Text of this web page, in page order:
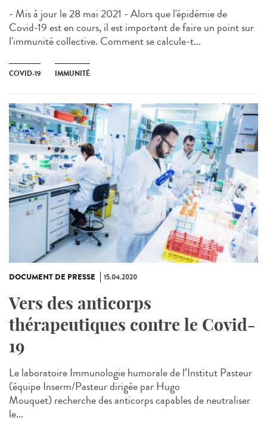
- Mis à jour le 28 mai 2021 - Alors que l'épidémie de
Covid-19 est en cours, il est important de faire un point sur
l'immunité collective. Comment se calcule-t...
COVID-19 IMMUNITÉ
DOCUMENT DE PRESSE 15.04.2020
Vers des anticorps
thérapeutiques contre le Covid-
19
Le laboratoire Immunologie humorale de l’Institut Pasteur
(équipe Inserm/Pasteur dirigée par Hugo
Mouquet) recherche des anticorps capables de neutraliser
le...